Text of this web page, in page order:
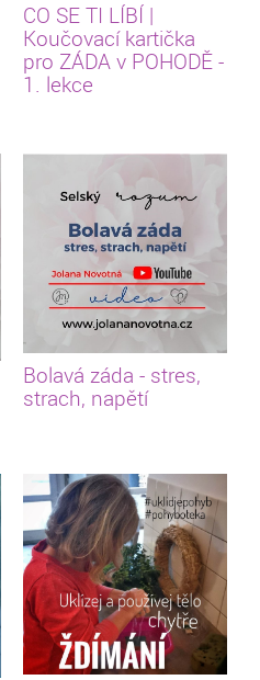
CO SE TI LÍBÍ |
Koučovací kartička
pro ZÁDA v POHODĚ -
1. lekce
Bolavá záda - stres,
strach, napětí